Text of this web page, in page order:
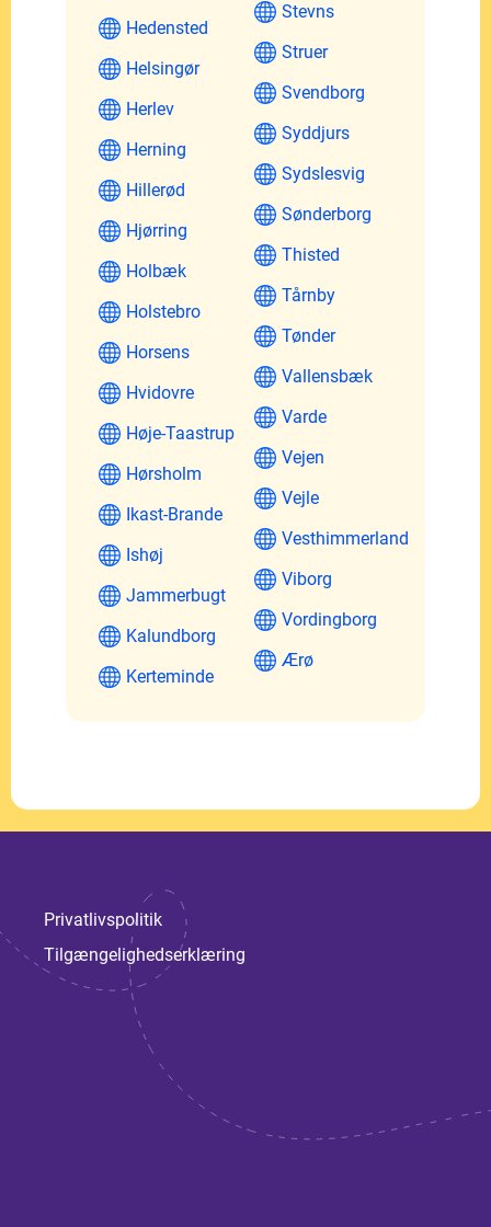
Hedensted
Helsingør
Herlev
Herning
Hillerød
Hjørring
Holbæk
Holstebro
Horsens
Hvidovre
Høje-Taastrup
Hørsholm
Ikast-Brande
Ishøj
Jammerbugt
Kalundborg
Kerteminde
Stevns
Struer
Svendborg
Syddjurs
Sydslesvig
Sønderborg
Thisted
Tårnby
Tønder
Vallensbæk
Varde
Vejen
Vejle
Vesthimmerland
Viborg
Vordingborg
Ærø
Privatlivspolitik
Tilgængelighedserklæring